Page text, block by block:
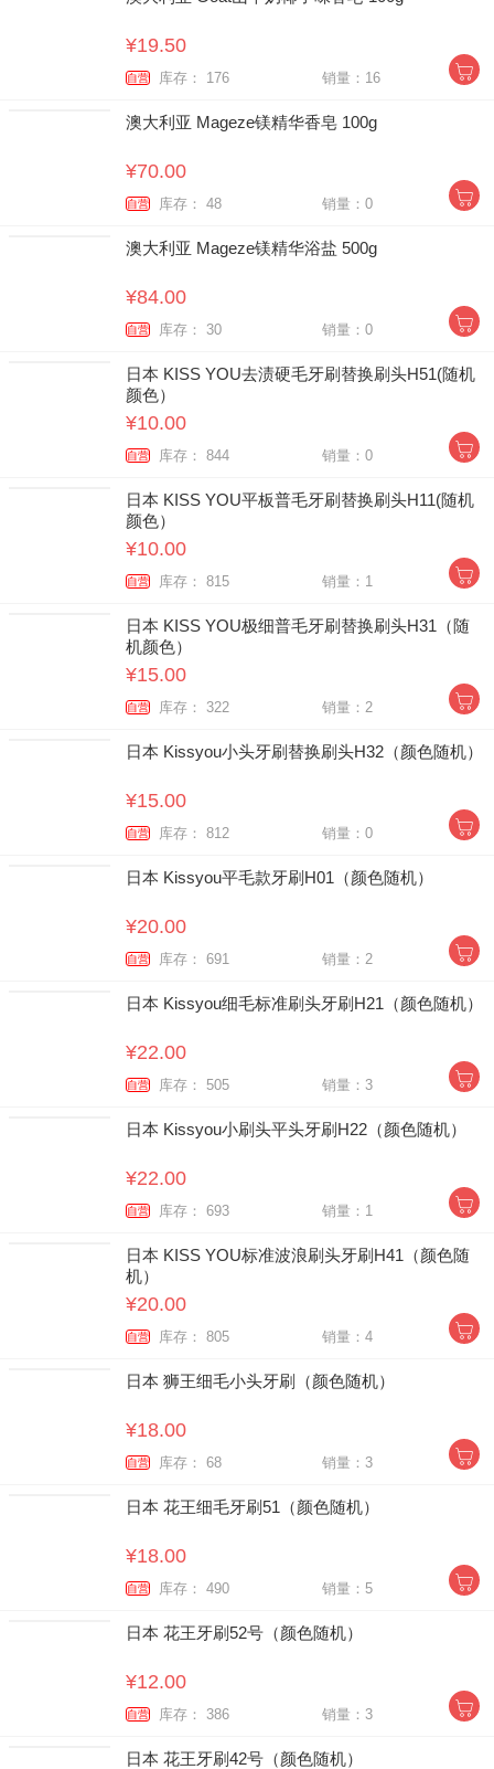
¥19.50
自营 库存： 176 销量：16
澳大利亚 Mageze镁精华香皂 100g
¥70.00
自营 库存： 48 销量：0
澳大利亚 Mageze镁精华浴盐 500g
¥84.00
自营 库存： 30 销量：0
日本 KISS YOU去渍硬毛牙刷替换刷头H51(随机
颜色）
¥10.00
自营 库存： 844 销量：0
日本 KISS YOU平板普毛牙刷替换刷头H11(随机
颜色）
¥10.00
自营 库存： 815 销量：1
日本 KISS YOU极细普毛牙刷替换刷头H31（随
机颜色）
¥15.00
自营 库存： 322 销量：2
日本 Kissyou小头牙刷替换刷头H32（颜色随机）
¥15.00
自营 库存： 812 销量：0
日本 Kissyou平毛款牙刷H01（颜色随机）
¥20.00
自营 库存： 691 销量：2
日本 Kissyou细毛标准刷头牙刷H21（颜色随机）
¥22.00
自营 库存： 505 销量：3
日本 Kissyou小刷头平头牙刷H22（颜色随机）
¥22.00
自营 库存： 693 销量：1
日本 KISS YOU标准波浪刷头牙刷H41（颜色随
机）
¥20.00
自营 库存： 805 销量：4
日本 狮王细毛小头牙刷（颜色随机）
¥18.00
自营 库存： 68 销量：3
日本 花王细毛牙刷51（颜色随机）
¥18.00
自营 库存： 490 销量：5
日本 花王牙刷52号（颜色随机）
¥12.00
自营 库存： 386 销量：3
日本 花王牙刷42号（颜色随机）